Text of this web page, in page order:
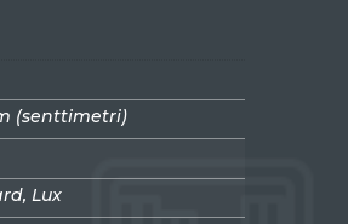
(senttimetri)
Lux